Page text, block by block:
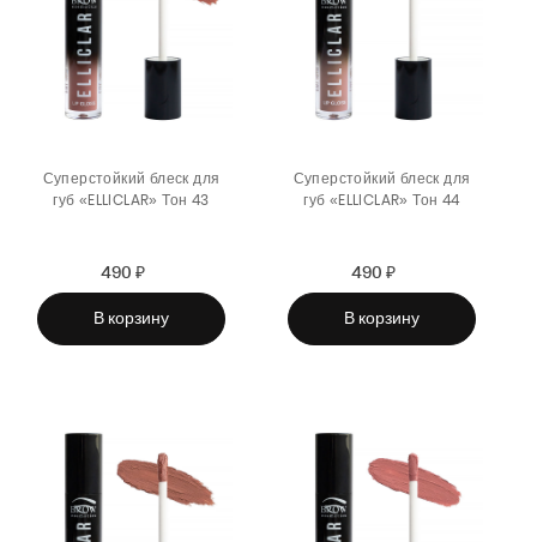
Суперстойкий блеск для
губ «ELLICLAR» Тон 43
Sale
price
490 ₽
price
В корзину
Суперстойкий блеск для
губ «ELLICLAR» Тон 44
Sale
price
490 ₽
price
В корзину